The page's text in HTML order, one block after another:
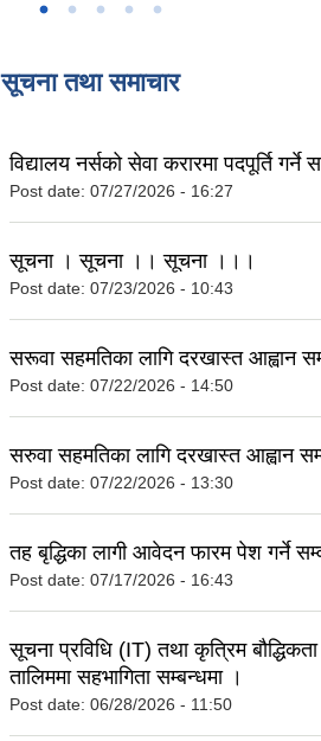
सूचना तथा समाचार
विद्यालय नर्सको सेवा करारमा पदपूर्ति
Post date: 07/27/2026 - 16:27
सूचना । सूचना ।। सूचना ।।।
Post date: 07/23/2026 - 10:43
सरूवा सहमतिका लागि दरखास्त आह्वान
Post date: 07/22/2026 - 14:50
सरुवा सहमतिका लागि दरखास्त आह्वान
Post date: 07/22/2026 - 13:30
तह बृद्धिका लागी आवेदन फारम पेश गर्ने
Post date: 07/17/2026 - 16:43
सूचना प्रविधि (IT) तथा कृत्रिम
तालिममा सहभागिता सम्बन्धमा ।
Post date: 06/28/2026 - 11:50